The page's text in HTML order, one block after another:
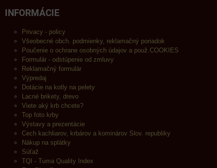
INFORMÁCIE
Privacy - policy
Všeobecné obch. podmienky, reklamačný poriadok
Poučenie o ochrane osobných údajov a použ.COOKIES
Formulár - odstúpenie od zmluvy
Reklamačný formulár
Výpredaj
Dotácie na kotly na pelety
Lacné brikety, drevo
Viete aký krb chcete?
Top foto krby
Výstavy a prezentácie
Cech kachliarov, krbárov a kominárov Slov. republiky
Nákup na splátky
Súťaž
TQI - Tuma Quality Index